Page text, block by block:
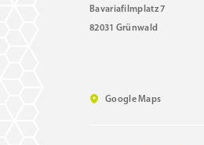
Bavariafilmplatz 7
82031 Grünwald
Google Maps